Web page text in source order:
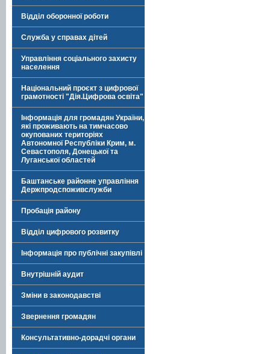
Відділ оборонної роботи
Служба у справах дітей
Управління соціального захисту
населення
Національний проєкт з цифрової
грамотності "Дія.Цифрова освіта"
Інформація для громадян України,
які проживають на тимчасово
окупованих територіях
Автономної Республіки Крим, м.
Севастополя, Донецької та
Луганської областей
Баштанське районне управління
Держпродспоживслужби
Пробація району
Відділ цифрового розвитку
Інформація про публічні закупівлі
Внутрішній аудит
Зміни в законодавстві
Звернення громадян
Консультативно-дорадчі органи